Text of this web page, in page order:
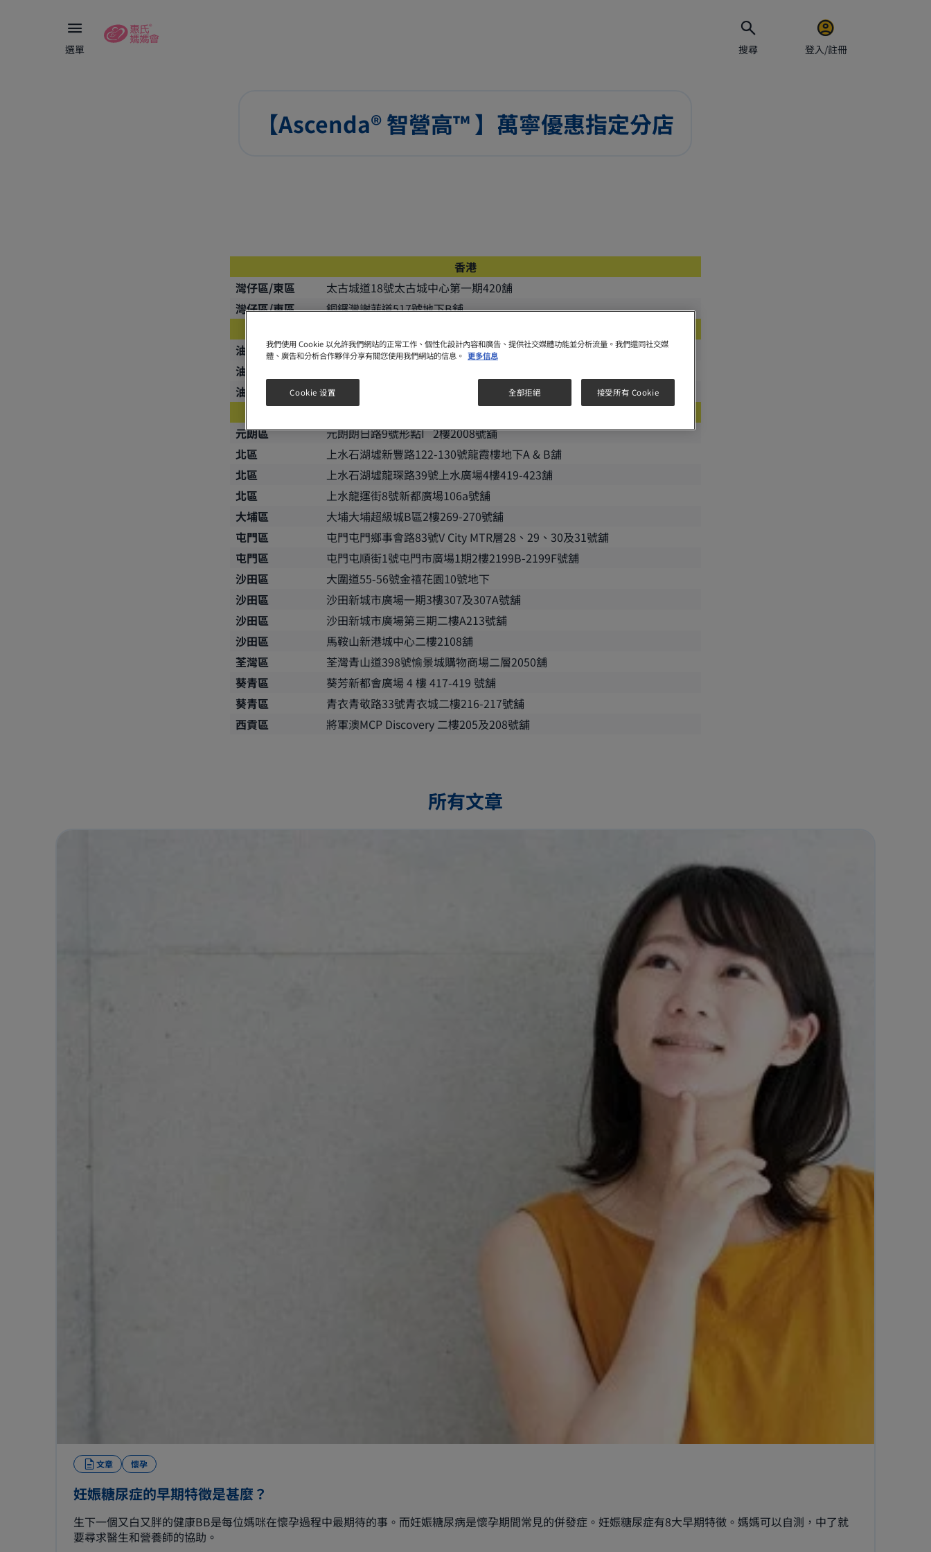
選單 搜尋 登入/註冊
【Ascenda® 智營高™ 】萬寧優惠指定分店
香港
灣仔區/東區
太古城道18號太古城中心第一期420舖
灣仔區/東區
銅鑼灣謝菲道517號地下B舖
油尖旺區
尖沙咀廣東道33號中港城地下11及11A號舖
油尖旺區
油尖旺區
旺角彌敦道625及639號雅蘭中心地下G20-22號舖
元朗區
元朗朗日路9號形點I 2樓2008號舖
北區
上水石湖墟新豐路122-130號龍霞樓地下A & B舖
北區
上水石湖墟龍琛路39號上水廣場4樓419-423舖
北區
上水龍運街8號新都廣場106a號舖
大埔區
大埔大埔超級城B區2樓269-270號舖
屯門區
屯門屯門鄉事會路83號V City MTR層28、29、30及31號舖
屯門區
屯門屯順街1號屯門市廣場1期2樓2199B-2199F號舖
沙田區
大圍道55-56號金禧花園10號地下
沙田區
沙田新城市廣場一期3樓307及307A號舖
沙田區
沙田新城市廣場第三期二樓A213號舖
沙田區
馬鞍山新港城中心二樓2108舖
荃灣區
荃灣青山道398號愉景城購物商場二層2050舖
葵青區
葵芳新都會廣場 4 樓 417-419 號舖
葵青區
青衣青敬路33號青衣城二樓216-217號舖
西貢區
將軍澳MCP Discovery 二樓205及208號舖
所有文章
文章 懷孕
妊娠糖尿症的早期特徵是甚麼？
生下一個又白又胖的健康BB是每位媽咪在懷孕過程中最期待的事。而妊娠糖尿病是懷孕期間常見的併發症。妊娠糖尿症有8大早期特徵。媽媽可以自測，中了就
要尋求醫生和營養師的協助。
我們使用 Cookie 以允許我們網站的正常工作、個性化設計內容和廣告、提供社交媒體功能並分析流量。我們還同社交媒
體、廣告和分析合作夥伴分享有關您使用我們網站的信息。 更多信息
全部拒絕 接受所有 Cookie
Cookie 设置